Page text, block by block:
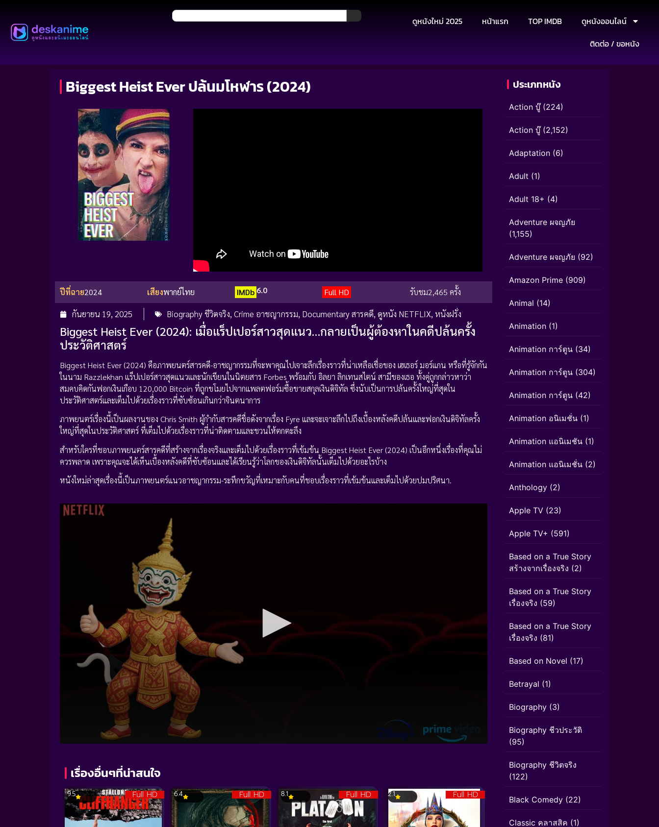
ดูหนังใหม่ 2025 หน้าแรก TOP IMDB
ดูหนังออนไลน์
ติดต่อ / ขอหนัง
Biggest Heist Ever ปล้นมโหฬาร (2024)
ปีที่ฉาย2024 เสียงพากย์ไทย IMDb 6.0 Full HD รับชม2,465 ครั้ง
กันยายน 19, 2025 Biography ชีวิตจริง, Crime อาชญากรรม, Documentary สารคดี, ดูหนัง NETFLIX, หนังฝรั่ง
Biggest Heist Ever (2024): เมื่อแร็ปเปอร์สาวสุดแนว…กลายเป็นผู้ต้องหาในคดีปล้นครั้ง
ประวัติศาสตร์
Biggest Heist Ever (2024) คือภาพยนตร์สารคดี-อาชญากรรมที่จะพาคุณไปเจาะลึกเรื่องราวที่น่าเหลือเชื่อของ เฮเธอร์ มอร์แกน หรือที่รู้จักกัน
ในนาม Razzlekhan แร็ปเปอร์สาวสุดแนวและนักเขียนในนิตยสาร Forbes พร้อมกับ อิลยา ลิกเทนสไตน์ สามีของเธอ ทั้งคู่ถูกกล่าวหาว่า
สมคบคิดกันฟอกเงินเกือบ 120,000 Bitcoin ที่ถูกขโมยไปจากแพลตฟอร์มซื้อขายสกุลเงินดิจิทัล ซึ่งนับเป็นการปล้นครั้งใหญ่ที่สุดใน
ประวัติศาสตร์และเต็มไปด้วยเรื่องราวที่ซับซ้อนเกินกว่าจินตนาการ
ภาพยนตร์เรื่องนี้เป็นผลงานของ Chris Smith ผู้กำกับสารคดีชื่อดังจากเรื่อง Fyre และจะเจาะลึกไปถึงเบื้องหลังคดีปล้นและฟอกเงินดิจิทัลครั้ง
ใหญ่ที่สุดในประวัติศาสตร์ ที่เต็มไปด้วยเรื่องราวที่น่าติดตามและชวนให้ตกตะลึง
สำหรับใครที่ชอบภาพยนตร์สารคดีที่สร้างจากเรื่องจริงและเต็มไปด้วยเรื่องราวที่เข้มข้น Biggest Heist Ever (2024) เป็นอีกหนึ่งเรื่องที่คุณไม่
ควรพลาด เพราะคุณจะได้เห็นเบื้องหลังคดีที่ซับซ้อนและได้เรียนรู้ว่าโลกของเงินดิจิทัลนั้นเต็มไปด้วยอะไรบ้าง
หนังใหม่ล่าสุดเรื่องนี้เป็นภาพยนตร์แนวอาชญากรรม-ระทึกขวัญที่เหมาะกับคนที่ชอบเรื่องราวที่เข้มข้นและเต็มไปด้วยปมปริศนา.
เรื่องอื่นๆที่น่าสนใจ
Full HD
9.5 Full HD
6.4 Full HD
8.1 Full HD
2.1
ประเภทหนัง
Action บู๊(224)
Action บู๊(2,152)
Adaptation (6)
Adult (1)
Adult 18+ (4)
Adventure ผจญภัย
(1,155)
Adventure ผจญภัย (92)
Amazon Prime (909)
Animal (14)
Animation (1)
Animation การ์ตูน (34)
Animation การ์ตูน (304)
Animation การ์ตูน (42)
Animation อนิเมชั่น (1)
Animation แอนิเมชัน (1)
Animation แอนิเมชั่น (2)
Anthology (2)
Apple TV (23)
Apple TV+ (591)
Based on a True Story
สร้างจากเรื่องจริง (2)
Based on a True Story
เรื่องจริง (59)
Based on a True Story
เรื่องจริง (81)
Based on Novel (17)
Betrayal (1)
Biography (3)
Biography ชีวประวัติ
(95)
Biography ชีวิตจริง
(122)
Black Comedy (22)
Classic คลาสสิค (1)